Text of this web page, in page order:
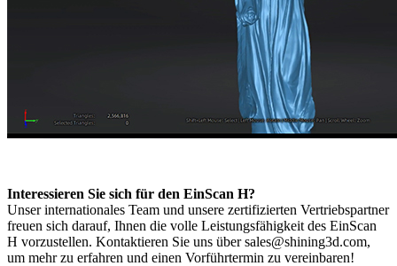
Interessieren Sie sich für den EinScan H?
Unser internationales Team und unsere zertifizierten Vertriebspartner
freuen sich darauf, Ihnen die volle Leistungsfähigkeit des EinScan
H vorzustellen. Kontaktieren Sie uns über sales@shining3d.com,
um mehr zu erfahren und einen Vorführtermin zu vereinbaren!